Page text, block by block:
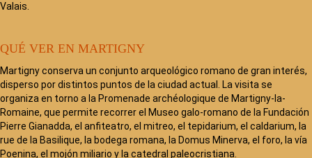
Valais.
QUÉ VER EN MARTIGNY
Martigny conserva un conjunto arqueológico romano de gran interés,
disperso por distintos puntos de la ciudad actual. La visita se
organiza en torno a la Promenade archéologique de Martigny-la-
Romaine, que permite recorrer el Museo galo-romano de la Fundación
Pierre Gianadda, el anfiteatro, el mitreo, el tepidarium, el caldarium, la
rue de la Basilique, la bodega romana, la Domus Minerva, el foro, la vía
Poenina, el mojón miliario y la catedral paleocristiana.